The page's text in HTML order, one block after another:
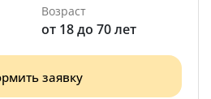
Возраст
от 18 до 70 лет
заявку